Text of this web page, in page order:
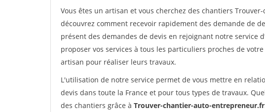
Vous êtes un artisan et vous cherchez des chantiers
découvrez comment recevoir rapidement des demande de
présent des demandes de devis en rejoignant notre service
proposer vos services à tous les particuliers proches de
artisan pour réaliser leurs travaux.
L'utilisation de notre service permet de vous mettre en
devis dans toute la France et pour tous types de travaux.
des chantiers grâce à Trouver-chantier-auto-entrepreneur.fr